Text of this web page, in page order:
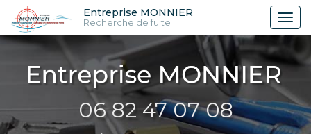
Aller
au
contenu
principal
Entreprise MONNIER
Recherche de fuite
06 82 47 07 08